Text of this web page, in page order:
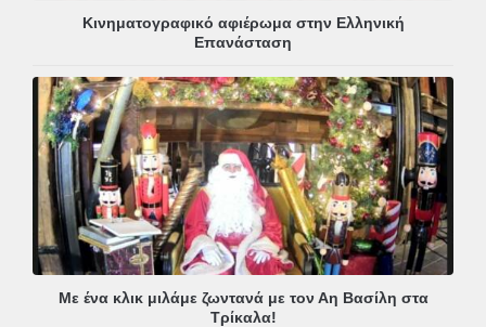
Κινηματογραφικό αφιέρωμα στην Ελληνική
Επανάσταση
Με ένα κλικ μιλάμε ζωντανά με τον Αη Βασίλη στα
Τρίκαλα!